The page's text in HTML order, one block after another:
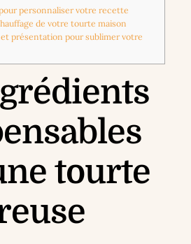
personnaliser votre recette
de votre tourte maison
présentation pour sublimer votre
tourte